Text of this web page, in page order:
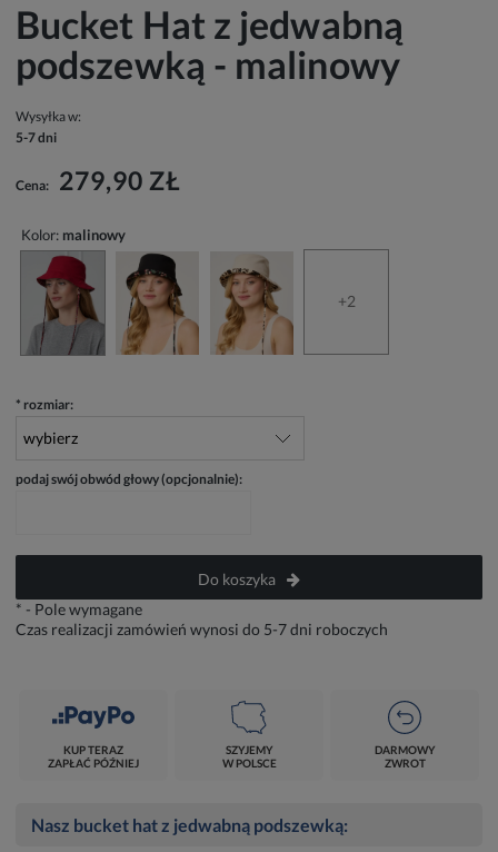
Bucket Hat z jedwabną
podszewką - malinowy
Wysyłka w:
5-7 dni
Cena: 279,90 ZŁ
Kolor: malinowy
+2
* rozmiar:
podaj swój obwód głowy (opcjonalnie):
Do koszyka
* - Pole wymagane
Czas realizacji zamówień wynosi do 5-7 dni roboczych
KUP TERAZ
ZAPŁAĆ PÓŹNIEJ
SZYJEMY
W POLSCE
DARMOWY
ZWROT
Nasz bucket hat z jedwabną podszewką: